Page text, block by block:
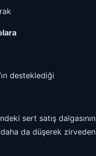
desteklediği
sert satış
da düşerek